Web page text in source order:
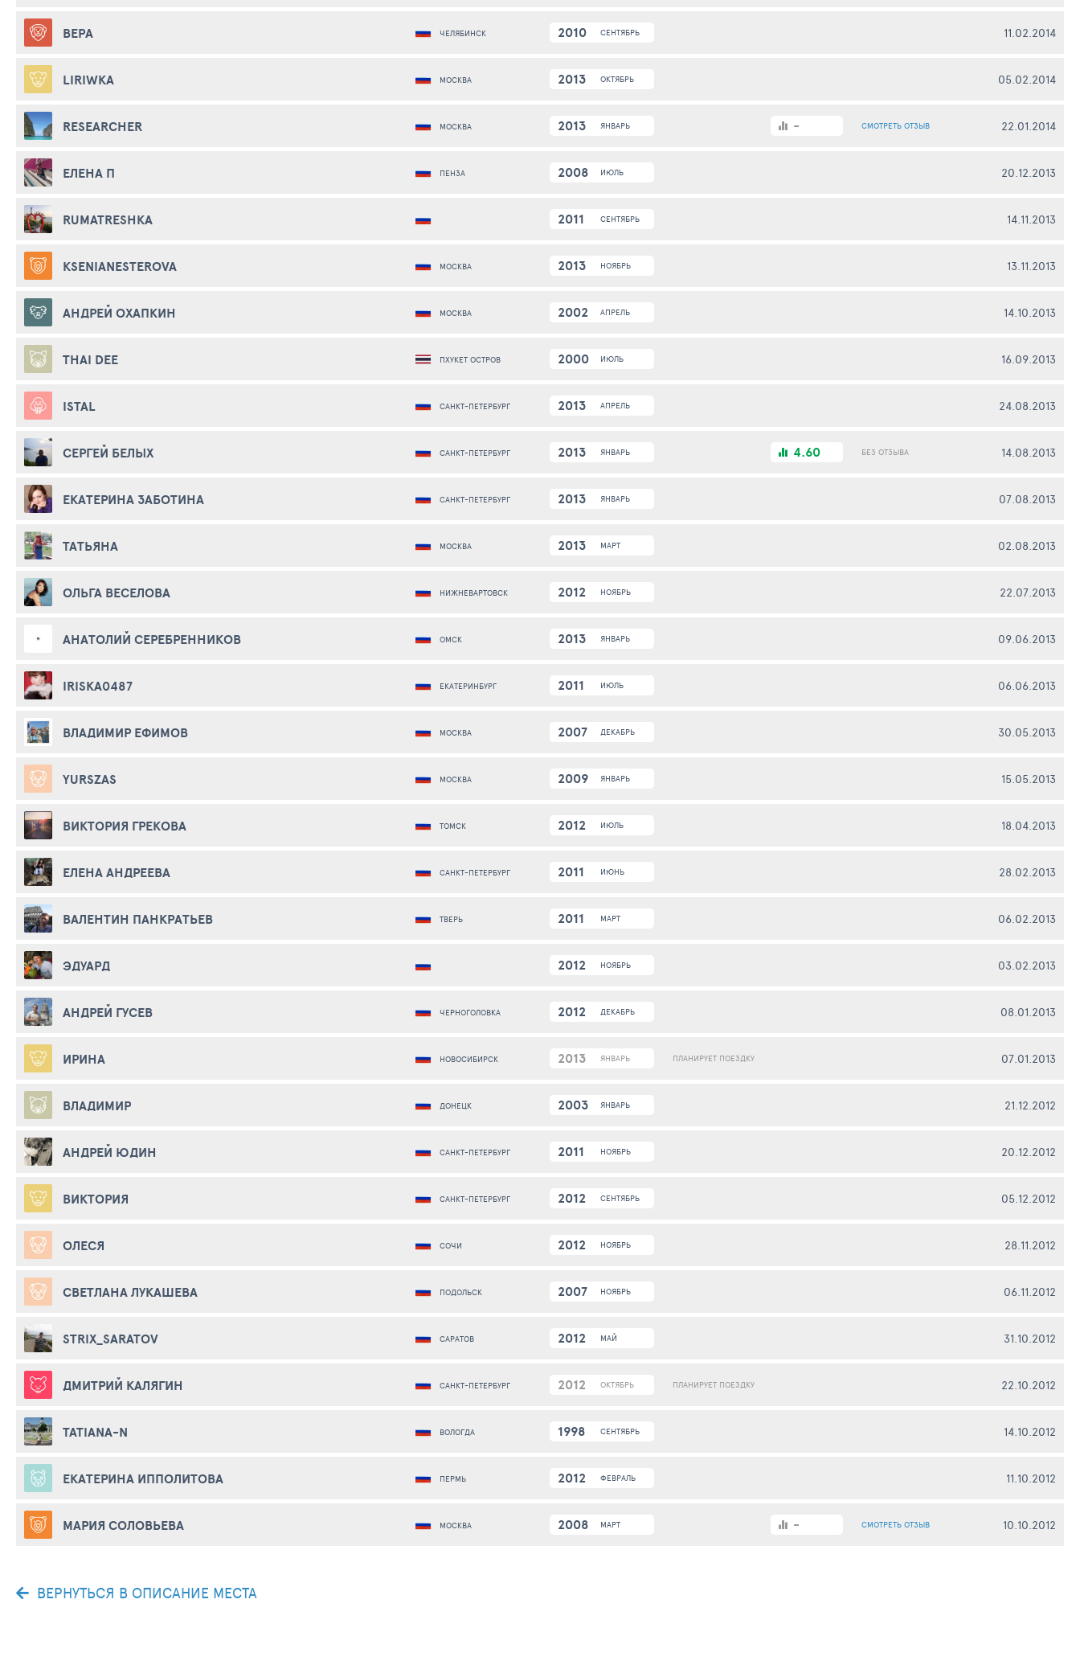
ВЕРА ЧЕЛЯБИНСК 2010 СЕНТЯБРЬ 11.02.2014
LIRIWKA МОСКВА 2013 ОКТЯБРЬ 05.02.2014
RESEARCHER МОСКВА 2013 ЯНВАРЬ - СМОТРЕТЬ ОТЗЫВ 22.01.2014
ЕЛЕНА П ПЕНЗА 2008 ИЮЛЬ 20.12.2013
RUMATRESHKA 2011 СЕНТЯБРЬ 14.11.2013
KSENIANESTEROVA МОСКВА 2013 НОЯБРЬ 13.11.2013
АНДРЕЙ ОХАПКИН МОСКВА 2002 АПРЕЛЬ 14.10.2013
THAI DEE ПХУКЕТ ОСТРОВ 2000 ИЮЛЬ 16.09.2013
ISTAL САНКТ-ПЕТЕРБУРГ 2013 АПРЕЛЬ 24.08.2013
СЕРГЕЙ БЕЛЫХ САНКТ-ПЕТЕРБУРГ 2013 ЯНВАРЬ 4.60 БЕЗ ОТЗЫВА 14.08.2013
ЕКАТЕРИНА ЗАБОТИНА САНКТ-ПЕТЕРБУРГ 2013 ЯНВАРЬ 07.08.2013
ТАТЬЯНА МОСКВА 2013 МАРТ 02.08.2013
ОЛЬГА ВЕСЕЛОВА НИЖНЕВАРТОВСК 2012 НОЯБРЬ 22.07.2013
АНАТОЛИЙ СЕРЕБРЕННИКОВ ОМСК 2013 ЯНВАРЬ 09.06.2013
IRISKA0487 ЕКАТЕРИНБУРГ 2011 ИЮЛЬ 06.06.2013
ВЛАДИМИР ЕФИМОВ МОСКВА 2007 ДЕКАБРЬ 30.05.2013
YURSZAS МОСКВА 2009 ЯНВАРЬ 15.05.2013
ВИКТОРИЯ ГРЕКОВА ТОМСК 2012 ИЮЛЬ 18.04.2013
ЕЛЕНА АНДРЕЕВА САНКТ-ПЕТЕРБУРГ 2011 ИЮНЬ 28.02.2013
ВАЛЕНТИН ПАНКРАТЬЕВ ТВЕРЬ 2011 МАРТ 06.02.2013
ЭДУАРД 2012 НОЯБРЬ 03.02.2013
АНДРЕЙ ГУСЕВ ЧЕРНОГОЛОВКА 2012 ДЕКАБРЬ 08.01.2013
ИРИНА НОВОСИБИРСК 2013 ЯНВАРЬ ПЛАНИРУЕТ ПОЕЗДКУ 07.01.2013
ВЛАДИМИР ДОНЕЦК 2003 ЯНВАРЬ 21.12.2012
АНДРЕЙ ЮДИН САНКТ-ПЕТЕРБУРГ 2011 НОЯБРЬ 20.12.2012
ВИКТОРИЯ САНКТ-ПЕТЕРБУРГ 2012 СЕНТЯБРЬ 05.12.2012
ОЛЕСЯ СОЧИ 2012 НОЯБРЬ 28.11.2012
СВЕТЛАНА ЛУКАШЕВА ПОДОЛЬСК 2007 НОЯБРЬ 06.11.2012
STRIX_SARATOV САРАТОВ 2012 МАЙ 31.10.2012
ДМИТРИЙ КАЛЯГИН САНКТ-ПЕТЕРБУРГ 2012 ОКТЯБРЬ ПЛАНИРУЕТ ПОЕЗДКУ 22.10.2012
TATIANA-N ВОЛОГДА 1998 СЕНТЯБРЬ 14.10.2012
ЕКАТЕРИНА ИППОЛИТОВА ПЕРМЬ 2012 ФЕВРАЛЬ 11.10.2012
МАРИЯ СОЛОВЬЕВА МОСКВА 2008 МАРТ - СМОТРЕТЬ ОТЗЫВ 10.10.2012
ВЕРНУТЬСЯ В ОПИСАНИЕ МЕСТА